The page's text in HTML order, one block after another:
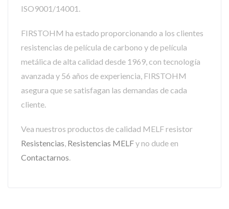
ISO9001/14001.
FIRSTOHM ha estado proporcionando a los clientes
resistencias de película de carbono y de película
metálica de alta calidad desde 1969, con tecnología
avanzada y 56 años de experiencia, FIRSTOHM
asegura que se satisfagan las demandas de cada
cliente.
Vea nuestros productos de calidad MELF resistor
Resistencias, Resistencias MELFy no dude en
Contactarnos.